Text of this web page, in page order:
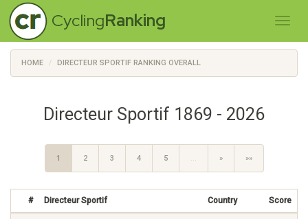
CyclingRanking
HOME DIRECTEUR SPORTIF RANKING OVERALL
Directeur Sportif 1869 - 2026
1 2 3 4 5 … » »»
# Directeur Sportif Country Score